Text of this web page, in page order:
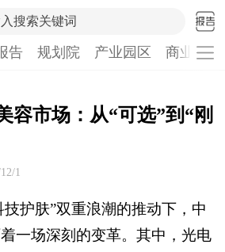
搜索关键词
告 规划院 产业园区 商业计
容市场：从“可选”到“刚
1
技护肤”双重浪潮的推动下，中
一场深刻的变革。其中，光电